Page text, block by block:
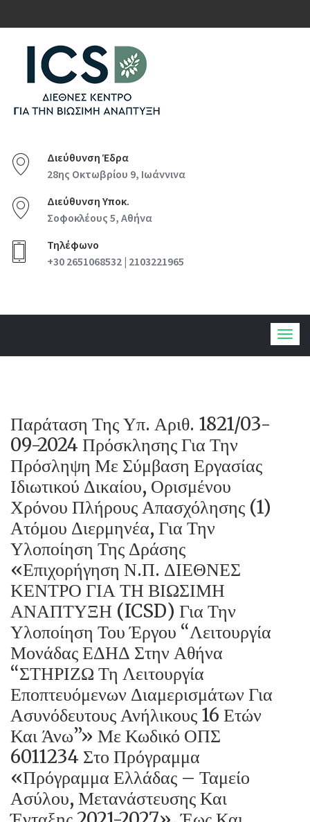
Διεύθυνση Έδρα
28ης Οκτωβρίου 9, Ιωάννινα
Διεύθυνση Υποκ.
Σοφοκλέους 5, Αθήνα
Τηλέφωνο
+30 2651068532 | 2103221965
Παράταση Της Υπ. Αριθ. 1821/03-
09-2024 Πρόσκλησης Για Την
Πρόσληψη Με Σύμβαση Εργασίας
Ιδιωτικού Δικαίου, Ορισμένου
Χρόνου Πλήρους Απασχόλησης (1)
Ατόμου Διερμηνέα, Για Την
Υλοποίηση Της Δράσης
«Επιχορήγηση Ν.Π. ΔΙΕΘΝΕΣ
ΚΕΝΤΡΟ ΓΙΑ ΤΗ ΒΙΩΣΙΜΗ
ΑΝΑΠΤΥΞΗ (ICSD) Για Την
Υλοποίηση Του Έργου “Λειτουργία
Μονάδας ΕΔΗΔ Στην Αθήνα
“ΣΤΗΡΙΖΩ Τη Λειτουργία
Εποπτευόμενων Διαμερισμάτων Για
Ασυνόδευτους Ανήλικους 16 Ετών
Και Άνω”» Με Κωδικό ΟΠΣ
6011234 Στο Πρόγραμμα
«Πρόγραμμα Ελλάδας – Ταμείο
Ασύλου, Μετανάστευσης Και